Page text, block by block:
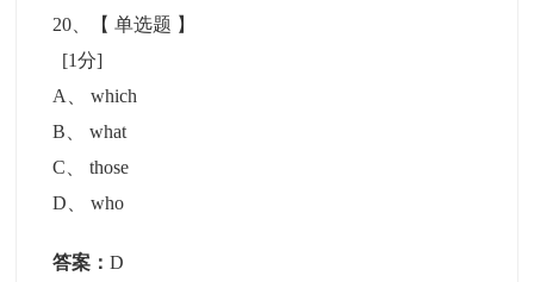
20 、【单选题 】
[1分]
A
、which
B 、what
C 、those
D 、who
答案：D